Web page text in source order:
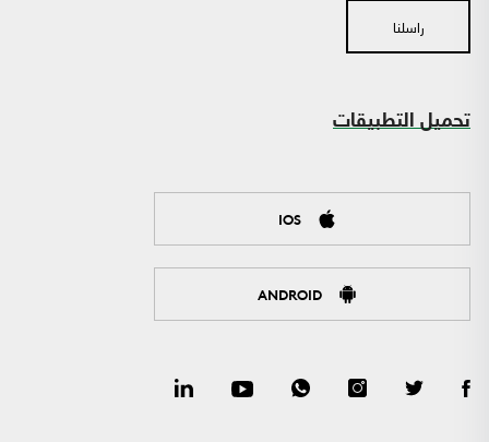
راسلنا
تحميل التطبيقات
IOS
ANDROID